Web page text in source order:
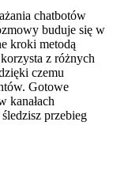
chatbotów
buduje się w
kroki metodą
z różnych
czemu
Gotowe
kanałach
przebieg